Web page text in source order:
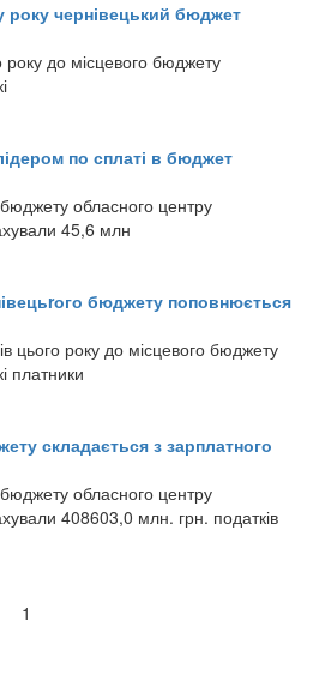
року чернівецький бюджет
року до місцевого бюджету
по сплаті в бюджет
обласного центру
45,6 млн
бюджету поповнюється
цього року до місцевого бюджету
платники
складається з зарплатного
обласного центру
408603,0 млн. грн. податків
1